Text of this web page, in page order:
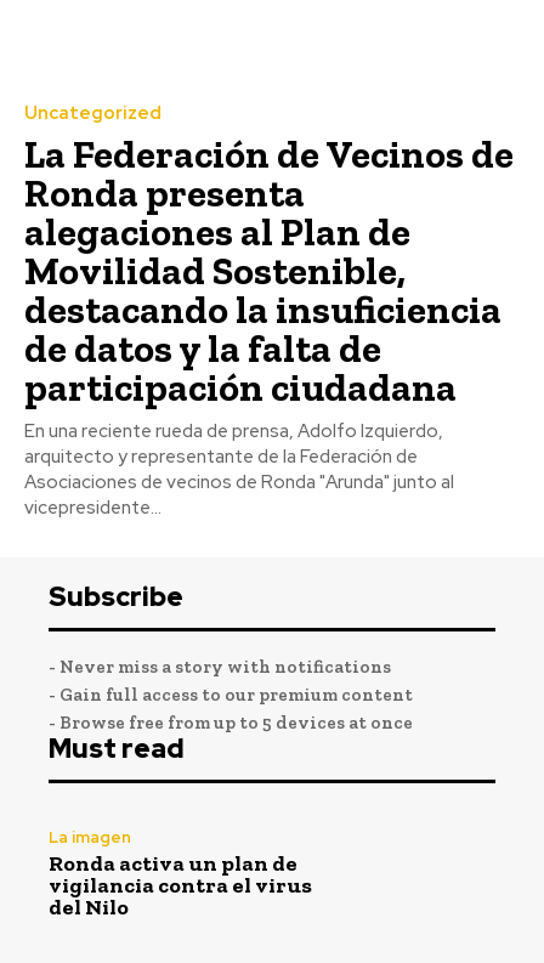
Uncategorized
La Federación de Vecinos de
Ronda presenta
alegaciones al Plan de
Movilidad Sostenible,
destacando la insuficiencia
de datos y la falta de
participación ciudadana
En una reciente rueda de prensa, Adolfo Izquierdo,
arquitecto y representante de la Federación de
Asociaciones de vecinos de Ronda "Arunda" junto al
vicepresidente...
Subscribe
- Never miss a story with notifications
- Gain full access to our premium content
- Browse free from up to 5 devices at once
Must read
La imagen
Ronda activa un plan de
vigilancia contra el virus
del Nilo